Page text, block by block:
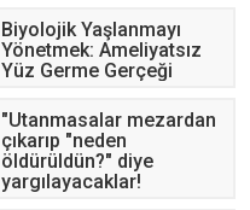
Biyolojik Yaşlanmayı
Yönetmek: Ameliyatsız
Yüz Germe Gerçeği
"Utanmasalar mezardan
çıkarıp "neden
öldürüldün?" diye
yargılayacaklar!